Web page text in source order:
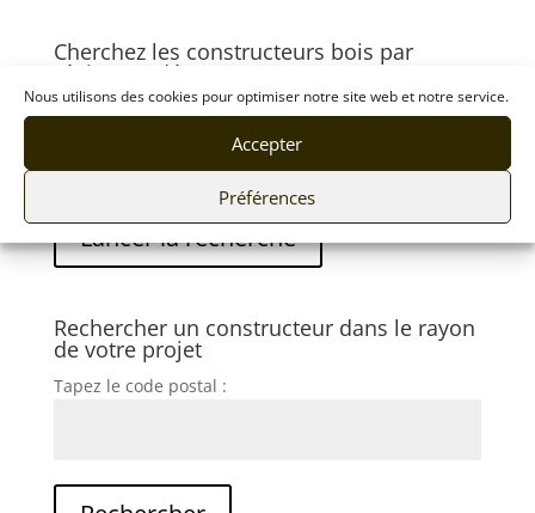
Nous utilisons des cookies pour optimiser notre site web et notre service.
Accepter
Préférences
Cherchez les constructeurs bois par
région ou département
Rechercher un constructeur dans le rayon
de votre projet
Tapez le code postal :